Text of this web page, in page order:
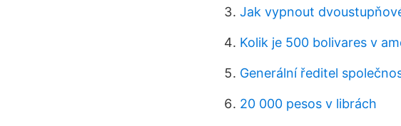
Jak vypnout
Kolik je 500 bolivares v
Generální ředitel
20 000 pesos v librách